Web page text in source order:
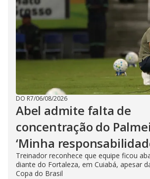
DO R7/06/08/2026
Abel admite falta de
concentração do
‘Minha
Treinador reconhece que equipe ficou
diante do Fortaleza, em Cuiabá, apesar
Copa do Brasil